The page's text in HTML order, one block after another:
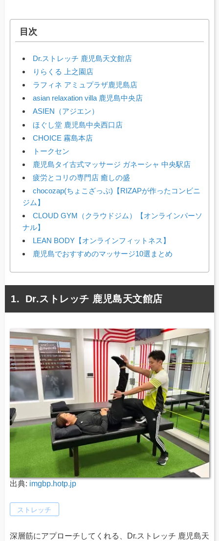
目次
Dr.ストレッチ 鹿児島天文館店
りらくる 上之園店
ラフィネ アミュプラザ鹿児島店
asian relaxation villa 鹿児島中央店
ASIEN（アジエン）
ほぐし堂 鹿児島中央西口店
CHOICE 霧島本店
トークセン
鹿児島タイ古式マッサージ ガネーシャ 中央駅店
疲労とコリの専門店 癒しの盛
chocozap(ちょこざっぷ)【RIZAPが作ったコンビニ
ジム】
CLOUD GYM（クラウドジム）【オンラインパーソ
ナル】
LEAN BODY【オンラインフィットネス】
鹿児島でおすすめのマッサージ10選まとめ
Dr.ストレッチ 鹿児島天文館店
出典: imgbp.hotp.jp
ストレッチ
深層筋にアプローチしてくれる、Dr.ストレッチ 鹿児島天